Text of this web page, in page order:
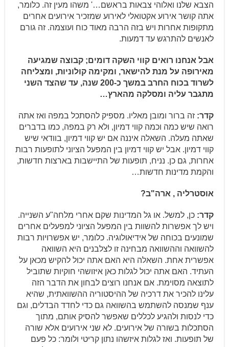
הצבא שלנו ואלוהי צבאות בראשם…' משהו מעין זה. כלומר,
אתה קושר אירוע אקטואלי לאירוע שמזכיר אירועים אחרים
מתקופות אחרות ויש בזה הרבה מאוד כוח ועוצמה. זה גורם
לאנשים להתרגש עד דמעות.
אבל אנחנו רואים קווי השקה דומים; קבוצה שמגיעה
מאירופה על מנת להישאר, ומקימה קולוניות, ומצליחה
לשרוד בכוח החרב במשך כ-200 שנה, עד שהצד השני
מתגבר עליה ומסלקה מהארץ…
קדר: זה ברור ומובן מאליו. מספיק להסתכל במפה ואז אתה
רואה שיש כמה וכמה קווי דמיון, ולא רק במפה, כמו בדברים
שאתה מעלה. השאלה איננה אם יש קווי דמיון, בוודאי שיש
קווי דמיון. אבל יש קווי דמיון בין המפעל הציוני לתופעות רבות
אחרות, גם כן. נניח, תופעות של התיישבות בארצות חדשות,
והקמת מדינות חדשות…
אוסטרליה , ארה"ב?
קדר: כן, למשל. או גל המדינות שקם אחרי מלחה"ע השנייה.
ויש לך אפשרות להשוות בין המפעל הציוני למפעלים אחרים
שמונעים בכוחה של אידיאולוגיה. כלומר, יש אפשרויות רבות
להשוואה וההשוואה מבחינה זו לצלבנים היא השוואה
אפשרית אחת. השאלה היא האם אתה יכול להקיש מכאן על
העתיד. האם אתה יכול לגלות כאן איזושהי חוקיות שתוביל
לתוצאה מסוימת. אם אנחנו רוצים לבחון את הדבר הזה
עלינו להכיר את דרכיה של ההיסטוריה ההשוואתית, שהיא
ענף שמנסה להשתמש בהשוואה גם כדי לחדד הבדלים, וגם
כדי לנסות ולהגיע לכללים שאפשר להסיק אותם, מתוך
הסתכלות בשורה של אירועים. לא שני אירועים אלא שורה
של תופעות. ואז לגלות איזשהו נתון קריטי ולומר: כל פעם